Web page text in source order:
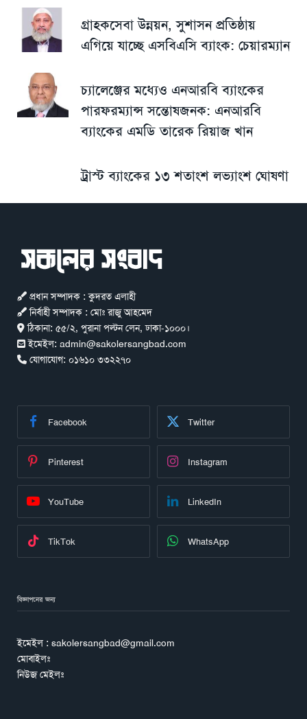
গ্রাহকসেবা উন্নয়ন, সুশাসন প্রতিষ্ঠায়
এগিয়ে যাচ্ছে এসবিএসি ব্যাংক: চেয়ারম্যান
চ্যালেঞ্জের মধ্যেও এনআরবি ব্যাংকের
পারফরম্যান্স সন্তোষজনক: এনআরবি
ব্যাংকের এমডি তারেক রিয়াজ খান
ট্রাস্ট ব্যাংকের ১৩ শতাংশ লভ্যাংশ ঘোষণা
প্রধান সম্পাদক : কুদরত এলাহী
নির্বাহী সম্পাদক : মোঃ রাজু আহমেদ
ঠিকানা: ৫৫/২, পুরানা পল্টন লেন, ঢাকা-১০০০।
ইমেইল: admin@sakolersangbad.com
যোগাযোগ: ০১৬১০ ৩৩২২৭০
Facebook Twitter
Pinterest Instagram
YouTube LinkedIn
TikTok WhatsApp
বিজ্ঞাপনের জন্য
ইমেইল : sakolersangbad@gmail.com
মোবাইলঃ
নিউজ মেইলঃ